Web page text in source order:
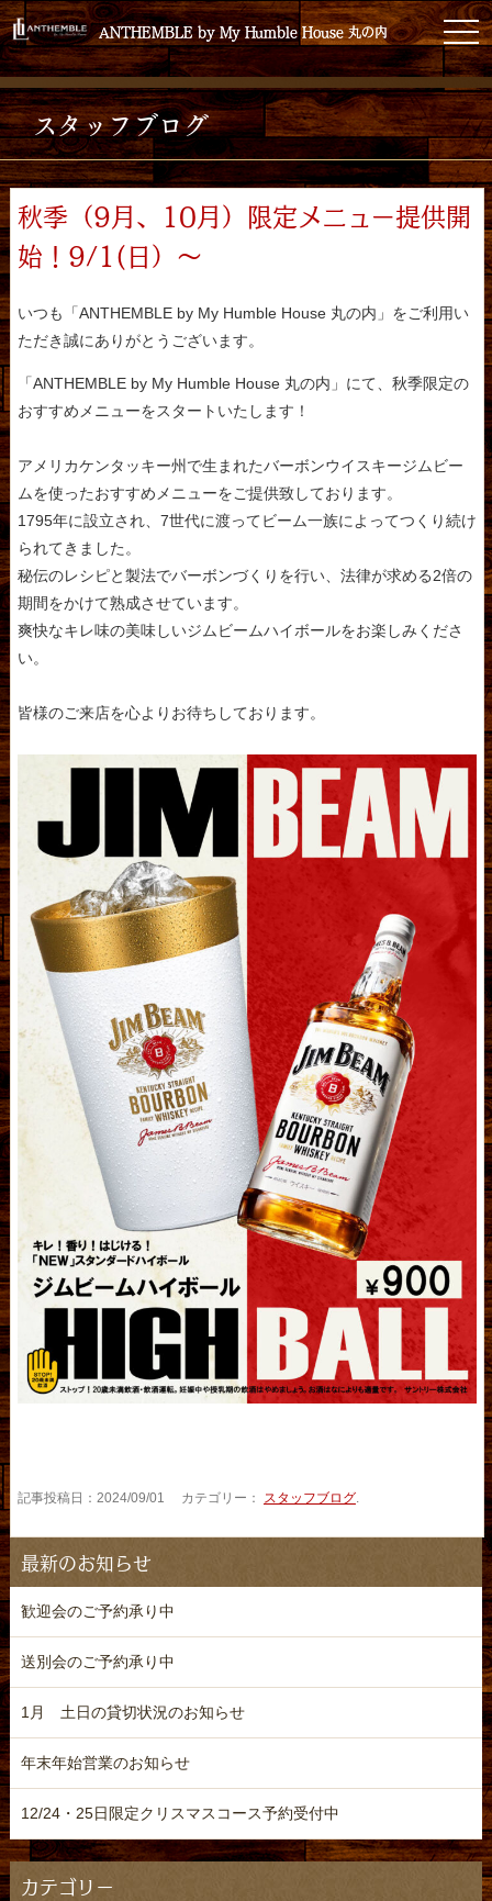
ANTHEMBLE by My Humble House 丸の内
ANTHEMBLE by My Humble House 丸の内
スタッフブログ
秋季（9月、10月）限定メニュー提供開
始！9/1(日）～
いつも「ANTHEMBLE by My Humble House 丸の内」をご利用い
ただき誠にありがとうございます。
「ANTHEMBLE by My Humble House 丸の内」にて、秋季限定の
おすすめメニューをスタートいたします！
アメリカケンタッキー州で生まれたバーボンウイスキージムビー
ムを使ったおすすめメニューをご提供致しております。
1795年に設立され、7世代に渡ってビーム一族によってつくり続け
られてきました。
秘伝のレシピと製法でバーボンづくりを行い、法律が求める2倍の
期間をかけて熟成させています。
爽快なキレ味の美味しいジムビームハイボールをお楽しみくださ
い。
皆様のご来店を心よりお待ちしております。
記事投稿日：2024/09/01 カテゴリー： スタッフブログ.
最新のお知らせ
歓迎会のご予約承り中
送別会のご予約承り中
1月 土日の貸切状況のお知らせ
年末年始営業のお知らせ
12/24・25日限定クリスマスコース予約受付中
カテゴリー